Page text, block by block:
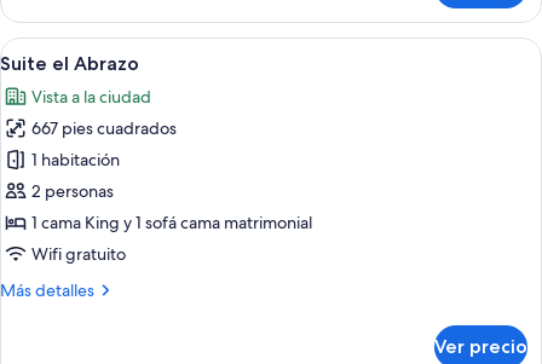
Premium
(2+1)
Abrir
todas
las
fotos
de
Suite
el
Abrazo
Una terraza en la azotea con
13
Suite el Abrazo
Vista a la ciudad
667 pies cuadrados
1 habitación
2 personas
1 cama King y 1 sofá cama matrimonial
Wifi gratuito
Más detalles
Más
Ver precio